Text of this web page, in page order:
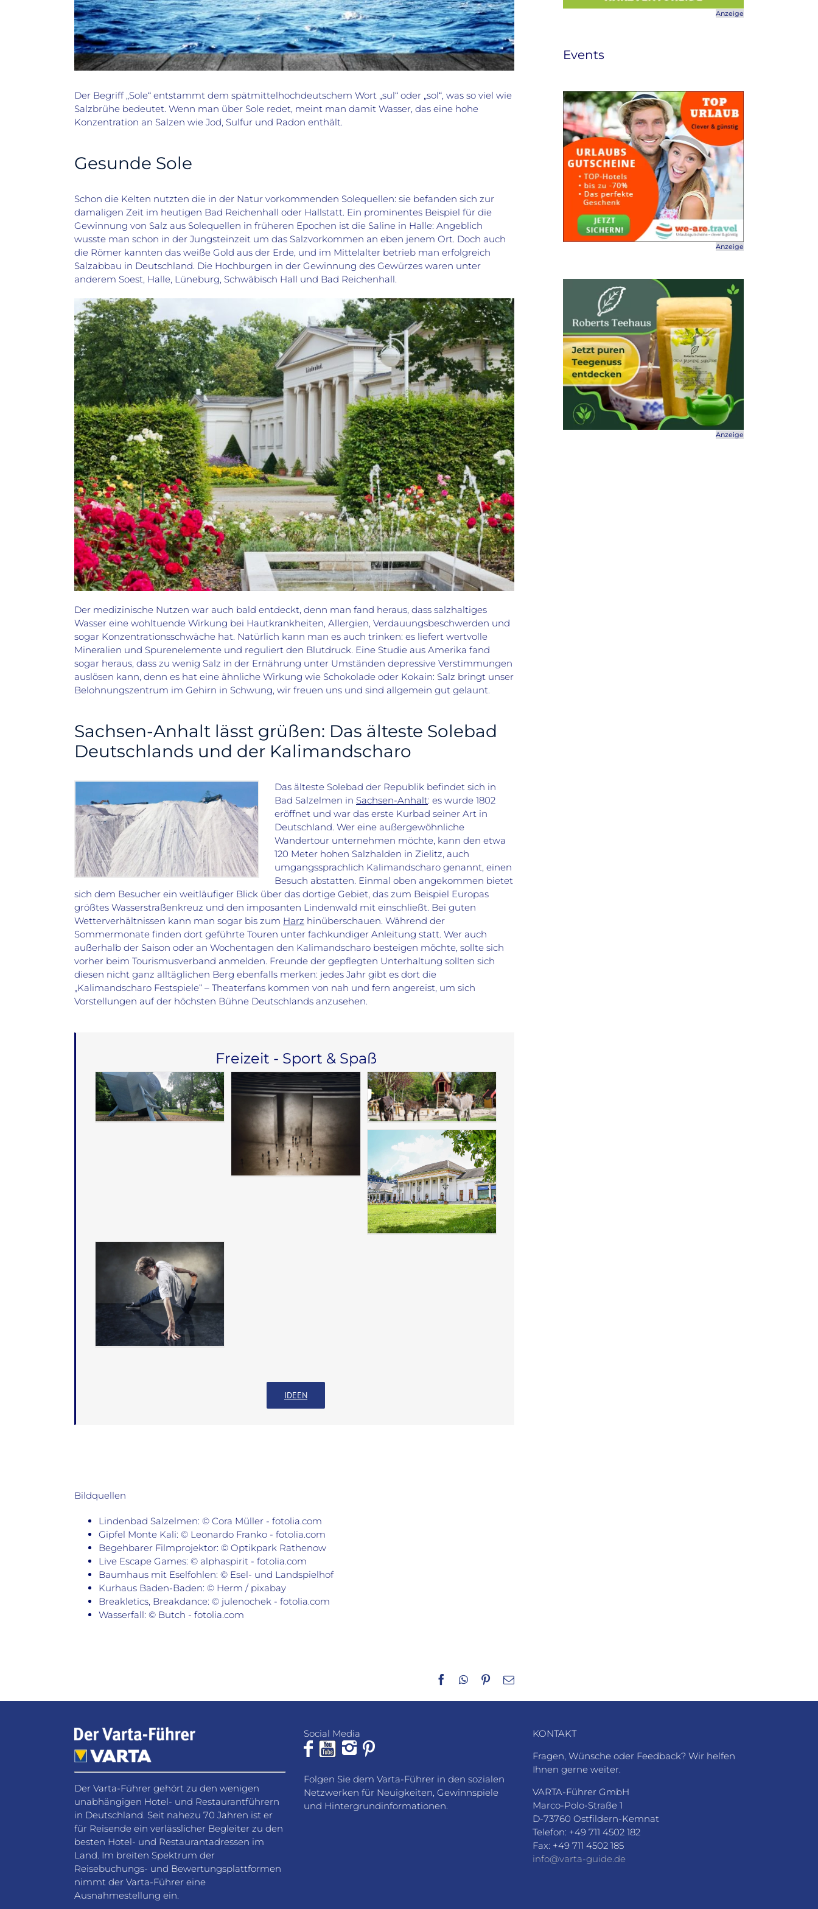
Der Begriff „Sole“ entstammt dem spätmittelhochdeutschem Wort „sul“ oder „sol“, was so viel wie
Salzbrühe bedeutet. Wenn man über Sole redet, meint man damit Wasser, das eine hohe
Konzentration an Salzen wie Jod, Sulfur und Radon enthält.
Gesunde Sole
Schon die Kelten nutzten die in der Natur vorkommenden Solequellen: sie befanden sich zur
damaligen Zeit im heutigen Bad Reichenhall oder Hallstatt. Ein prominentes Beispiel für die
Gewinnung von Salz aus Solequellen in früheren Epochen ist die Saline in Halle: Angeblich
wusste man schon in der Jungsteinzeit um das Salzvorkommen an eben jenem Ort. Doch auch
die Römer kannten das weiße Gold aus der Erde, und im Mittelalter betrieb man erfolgreich
Salzabbau in Deutschland. Die Hochburgen in der Gewinnung des Gewürzes waren unter
anderem Soest, Halle, Lüneburg, Schwäbisch Hall und Bad Reichenhall.
Der medizinische Nutzen war auch bald entdeckt, denn man fand heraus, dass salzhaltiges
Wasser eine wohltuende Wirkung bei Hautkrankheiten, Allergien, Verdauungsbeschwerden und
sogar Konzentrationsschwäche hat. Natürlich kann man es auch trinken: es liefert wertvolle
Mineralien und Spurenelemente und reguliert den Blutdruck. Eine Studie aus Amerika fand
sogar heraus, dass zu wenig Salz in der Ernährung unter Umständen depressive Verstimmungen
auslösen kann, denn es hat eine ähnliche Wirkung wie Schokolade oder Kokain: Salz bringt unser
Belohnungszentrum im Gehirn in Schwung, wir freuen uns und sind allgemein gut gelaunt.
Sachsen-Anhalt lässt grüßen: Das älteste Solebad
Deutschlands und der Kalimandscharo
Das älteste Solebad der Republik befindet sich in
Bad Salzelmen in Sachsen-Anhalt: es wurde 1802
eröffnet und war das erste Kurbad seiner Art in
Deutschland. Wer eine außergewöhnliche
Wandertour unternehmen möchte, kann den etwa
120 Meter hohen Salzhalden in Zielitz, auch
umgangssprachlich Kalimandscharo genannt, einen
Besuch abstatten. Einmal oben angekommen bietet
sich dem Besucher ein weitläufiger Blick über das dortige Gebiet, das zum Beispiel Europas
größtes Wasserstraßenkreuz und den imposanten Lindenwald mit einschließt. Bei guten
Wetterverhältnissen kann man sogar bis zum Harz hinüberschauen. Während der
Sommermonate finden dort geführte Touren unter fachkundiger Anleitung statt. Wer auch
außerhalb der Saison oder an Wochentagen den Kalimandscharo besteigen möchte, sollte sich
vorher beim Tourismusverband anmelden. Freunde der gepflegten Unterhaltung sollten sich
diesen nicht ganz alltäglichen Berg ebenfalls merken: jedes Jahr gibt es dort die
„Kalimandscharo Festspiele“ – Theaterfans kommen von nah und fern angereist, um sich
Vorstellungen auf der höchsten Bühne Deutschlands anzusehen.
Freizeit - Sport & Spaß
IDEEN
Bildquellen
Lindenbad Salzelmen: © Cora Müller - fotolia.com
Gipfel Monte Kali: © Leonardo Franko - fotolia.com
Begehbarer Filmprojektor: © Optikpark Rathenow
Live Escape Games: © alphaspirit - fotolia.com
Baumhaus mit Eselfohlen: © Esel- und Landspielhof
Kurhaus Baden-Baden: © Herm / pixabay
Breakletics, Breakdance: © julenochek - fotolia.com
Wasserfall: © Butch - fotolia.com
Facebook
WhatsApp
Pinterest
E-
Anzeige
Events
Anzeige
Anzeige
Der Varta-Führer gehört zu den wenigen
unabhängigen Hotel- und Restaurantführern
in Deutschland. Seit nahezu 70 Jahren ist er
für Reisende ein verlässlicher Begleiter zu den
besten Hotel- und Restaurantadressen im
Land. Im breiten Spektrum der
Reisebuchungs- und Bewertungsplattformen
nimmt der Varta-Führer eine
Ausnahmestellung ein.
Social Media
Folgen Sie dem Varta-Führer in den sozialen
Netzwerken für Neuigkeiten, Gewinnspiele
und Hintergrundinformationen.
KONTAKT
Fragen, Wünsche oder Feedback? Wir helfen
Ihnen gerne weiter.
VARTA-Führer GmbH
Marco-Polo-Straße 1
D-73760 Ostfildern-Kemnat
Telefon: +49 711 4502 182
Fax: +49 711 4502 185
info@varta-guide.de